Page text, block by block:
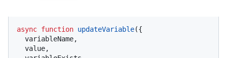
async function updateVariable({